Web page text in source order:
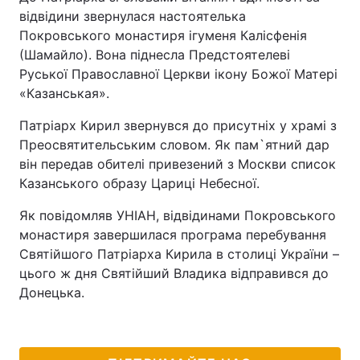
Лонгріди
Відео з Youtube Статті
Архів Вакансії
Контакти
Послуги
відвідини звернулася настоятелька
Покровського монастиря ігуменя Калісфенія
(Шамайло). Вона піднесла Предстоятелеві
Руської Православної Церкви ікону Божої Матері
«Казанськая».
Патріарх Кирил звернувся до присутніх у храмі з
Преосвятительським словом. Як пам`ятний дар
він передав обителі привезений з Москви список
Казанського образу Цариці Небесної.
Як повідомляв УНІАН, відвідинами Покровського
монастиря завершилася програма перебування
Святійшого Патріарха Кирила в столиці України –
цього ж дня Святійший Владика відправився до
Донецька.